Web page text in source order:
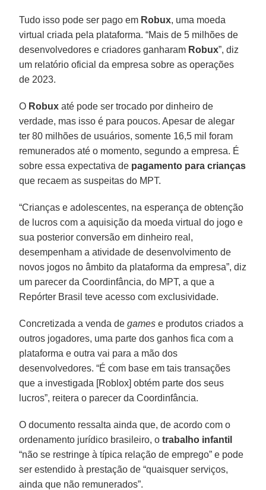
Tudo isso pode ser pago em Robux, uma moeda
virtual criada pela plataforma. “Mais de 5 milhões de
desenvolvedores e criadores ganharam Robux”, diz
um relatório oficial da empresa sobre as operações
de 2023.
O Robux até pode ser trocado por dinheiro de
verdade, mas isso é para poucos. Apesar de alegar
ter 80 milhões de usuários, somente 16,5 mil foram
remunerados até o momento, segundo a empresa. É
sobre essa expectativa de pagamento para crianças
que recaem as suspeitas do MPT.
“Crianças e adolescentes, na esperança de obtenção
de lucros com a aquisição da moeda virtual do jogo e
sua posterior conversão em dinheiro real,
desempenham a atividade de desenvolvimento de
novos jogos no âmbito da plataforma da empresa”, diz
um parecer da Coordinfância, do MPT, a que a
Repórter Brasil teve acesso com exclusividade.
Concretizada a venda degames e produtos criados a
outros jogadores, uma parte dos ganhos fica com a
plataforma e outra vai para a mão dos
desenvolvedores. “É com base em tais transações
que a investigada [Roblox] obtém parte dos seus
lucros”, reitera o parecer da Coordinfância.
O documento ressalta ainda que, de acordo com o
ordenamento jurídico brasileiro, otrabalho infantil
“não se restringe à típica relação de emprego” e pode
ser estendido à prestação de “quaisquer serviços,
ainda que não remunerados”.